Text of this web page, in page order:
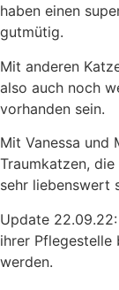
haben einen
gutmütig.
Mit anderen
also auch noch
vorhanden sein.
Mit Vanessa und
Traumkatzen,
sehr liebenswert
Update
ihrer Pflegestelle
werden.